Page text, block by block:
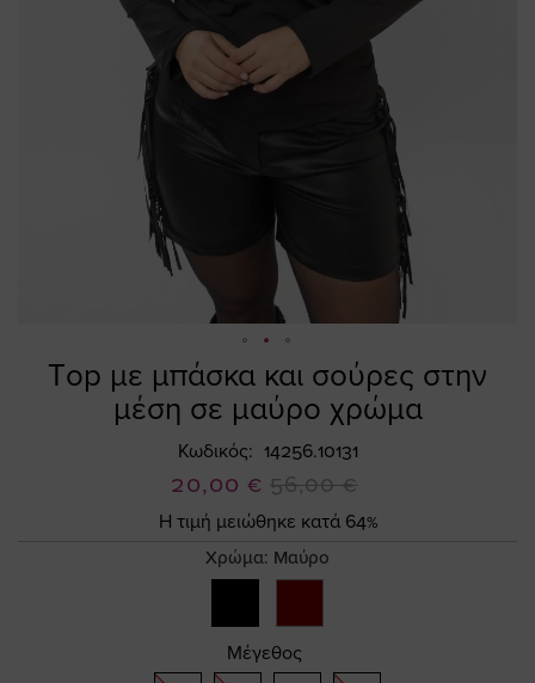
Τop με μπάσκα και σούρες στην
μέση σε μαύρο χρώμα
Κωδικός 14256.10131
Ειδική
Τιμή
20,00 € 56,00 €
Η τιμή μειώθηκε κατά 64%
Χρώμα: Μαύρο
Μέγεθος
Skip